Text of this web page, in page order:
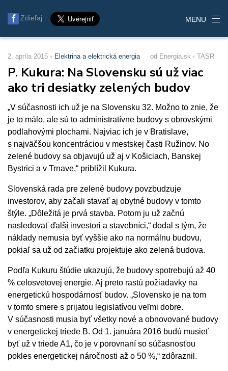
Zdieľaj MENU
2. apríla 2015 Elektrina a elektrická energia od Energia.sk TASR
P. Kukura: Na Slovensku sú už viac
ako tri desiatky zelených budov
„V súčasnosti ich už je na Slovensku 32. Možno to znie, že
je to málo, ale sú to administratívne budovy s obrovskými
podlahovými plochami. Najviac ich je v Bratislave,
s najväčšou koncentráciou v mestskej časti Ružinov. No
zelené budovy sa objavujú už aj v Košiciach, Banskej
Bystrici a v Trnave,“ priblížil Kukura.
Slovenská rada pre zelené budovy povzbudzuje
investorov, aby začali stavať aj obytné budovy v tomto
štýle. „Dôležitá je prvá stavba. Potom ju už začnú
nasledovať ďalší investori a stavebníci,“ dodal s tým, že
náklady nemusia byť vyššie ako na normálnu budovu,
pokiaľ sa už od začiatku projektuje ako zelená budova.
Podľa Kukuru štúdie ukazujú, že budovy spotrebujú až 40
% celosvetovej energie. Aj preto rastú požiadavky na
energetickú hospodárnosť budov. „Slovensko je na tom
v tomto smere s prijatou legislatívou veľmi dobre.
V súčasnosti musia byť všetky nové a obnovované budovy
v energetickej triede B. Od 1. januára 2016 budú musieť
byť už v triede A1, čo je v porovnaní so súčasnosťou
pokles energetickej náročnosti až o 50 %,“ zdôraznil.